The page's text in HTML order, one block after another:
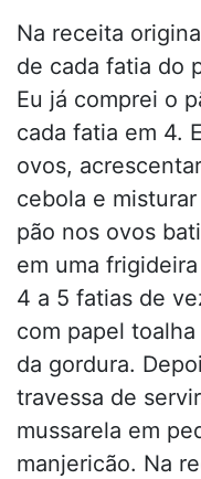
Na receita
de cada fatia do
Eu já comprei o
cada fatia em 4.
ovos,
cebola e
pão nos ovos
em uma
4 a 5 fatias de
com papel
da gordura.
travessa de
mussarela em
manjericão. Na